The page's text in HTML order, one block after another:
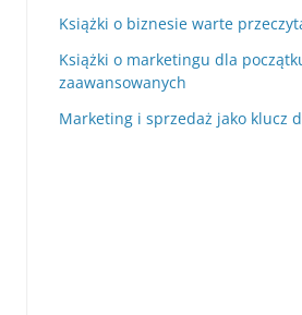
Książki o biznesie warte
Książki o marketingu dla
zaawansowanych
Marketing i sprzedaż jako klucz